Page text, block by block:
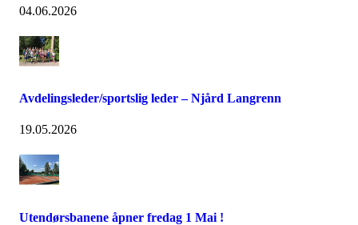
04.06.2026
Avdelingsleder/sportslig leder – Njård Langrenn
19.05.2026
Utendørsbanene åpner fredag 1 Mai !